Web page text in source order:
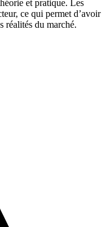
et pratique. Les
ce qui permet d’avoir
réalités du marché.